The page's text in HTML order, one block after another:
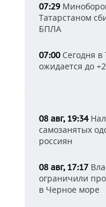
07:29
Татарстаном
БПЛА
07:00Сегодня в
ожидается до
08 авг, 19:34
самозанятых
россиян
08 авг, 17:17
ограничили
в Черное море